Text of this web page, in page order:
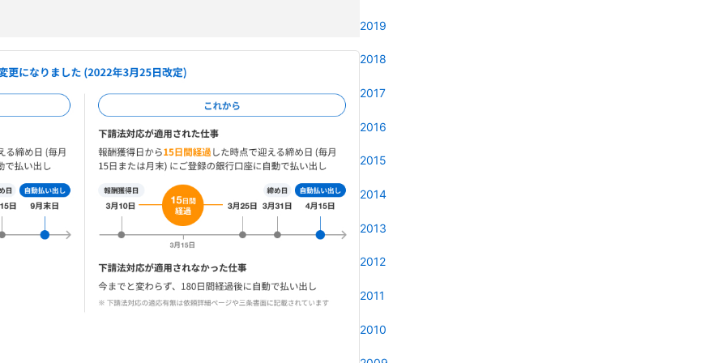
2019
2018
2017
2016
2015
2014
2013
2012
2011
2010